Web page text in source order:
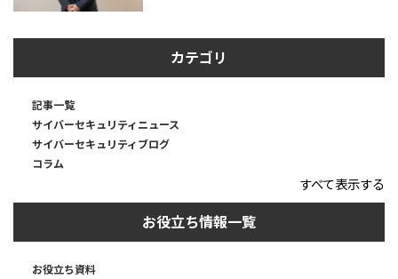
カテゴリ
記事一覧
サイバーセキュリティニュース
サイバーセキュリティブログ
コラム
すべて表示する
お役立ち情報一覧
お役立ち資料